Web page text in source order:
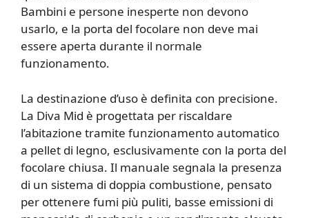
Bambini e persone inesperte non devono
usarlo, e la porta del focolare non deve mai
essere aperta durante il normale
funzionamento.
La destinazione d’uso è definita con precisione.
La Diva Mid è progettata per riscaldare
l’abitazione tramite funzionamento automatico
a pellet di legno, esclusivamente con la porta del
focolare chiusa. Il manuale segnala la presenza
di un sistema di doppia combustione, pensato
per ottenere fumi più puliti, basse emissioni di